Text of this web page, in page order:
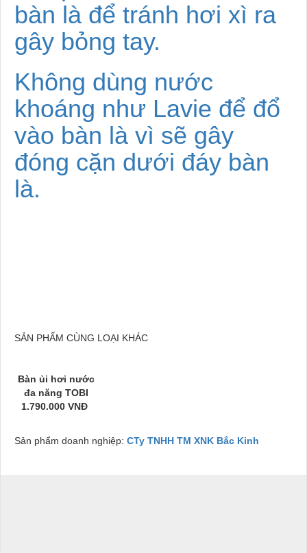
bàn là để tránh hơi xì ra
gây bỏng tay.
Không dùng nước
khoáng như Lavie để đổ
vào bàn là vì sẽ gây
đóng cặn dưới đáy bàn
là.
SẢN PHẨM CÙNG LOẠI KHÁC
Bàn ủi hơi nước
đa năng TOBI
1.790.000 VNĐ
Sản phẩm doanh nghiệp: CTy TNHH TM XNK Bắc Kinh